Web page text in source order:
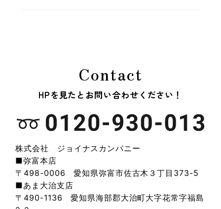
Contact
HPを見たとお問い合わせください！
株式会社 ジョイナスカンパニー
■弥富本店
〒498-0006 愛知県弥富市佐古木３丁目373-5
■あま大治支店
〒490-1136 愛知県海部郡大治町大字花常字福島